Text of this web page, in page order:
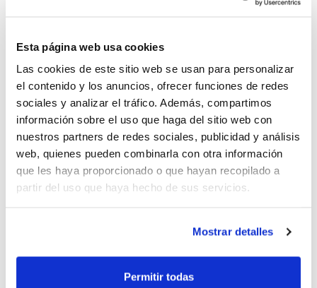
Esta página web usa cookies
Las cookies de este sitio web se usan para personalizar
el contenido y los anuncios, ofrecer funciones de redes
sociales y analizar el tráfico. Además, compartimos
información sobre el uso que haga del sitio web con
nuestros partners de redes sociales, publicidad y análisis
web, quienes pueden combinarla con otra información
que les haya proporcionado o que hayan recopilado a
partir del uso que haya hecho de sus servicios.
Mostrar detalles
Permitir todas
Tecnificación, por asistir con algún hermano,…
benefíciate de todas estas ventajas y también del
pago fraccionado.
El 8º Campus de Tecnificación se celebra en tres
turnos diferentes en función de la edad:
Campus de Tecnificación Minibasket – Del 23 al 29 de
junio en el Colegio Iale l´Eliana.
Campus de Tecnificación Infantil –Del 29 de junio al 5
Campus de Tecnificación Cadete Junior –Del 5 al 11